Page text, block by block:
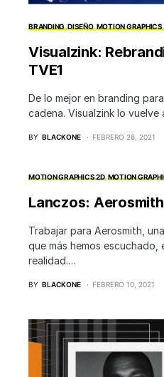
BRANDING DISEÑO MOTION GRAPHICS
Visualzink:
TVE1
De lo mejor en branding
cadena. Visualzink lo
BY BLACKONE FEBRERO 26, 2021
MOTION GRAPHICS 2D MOTION
Lanczos:
Trabajar para Aerosmith,
que más hemos escuchado,
realidad.…
BY BLACKONE FEBRERO 10, 2021